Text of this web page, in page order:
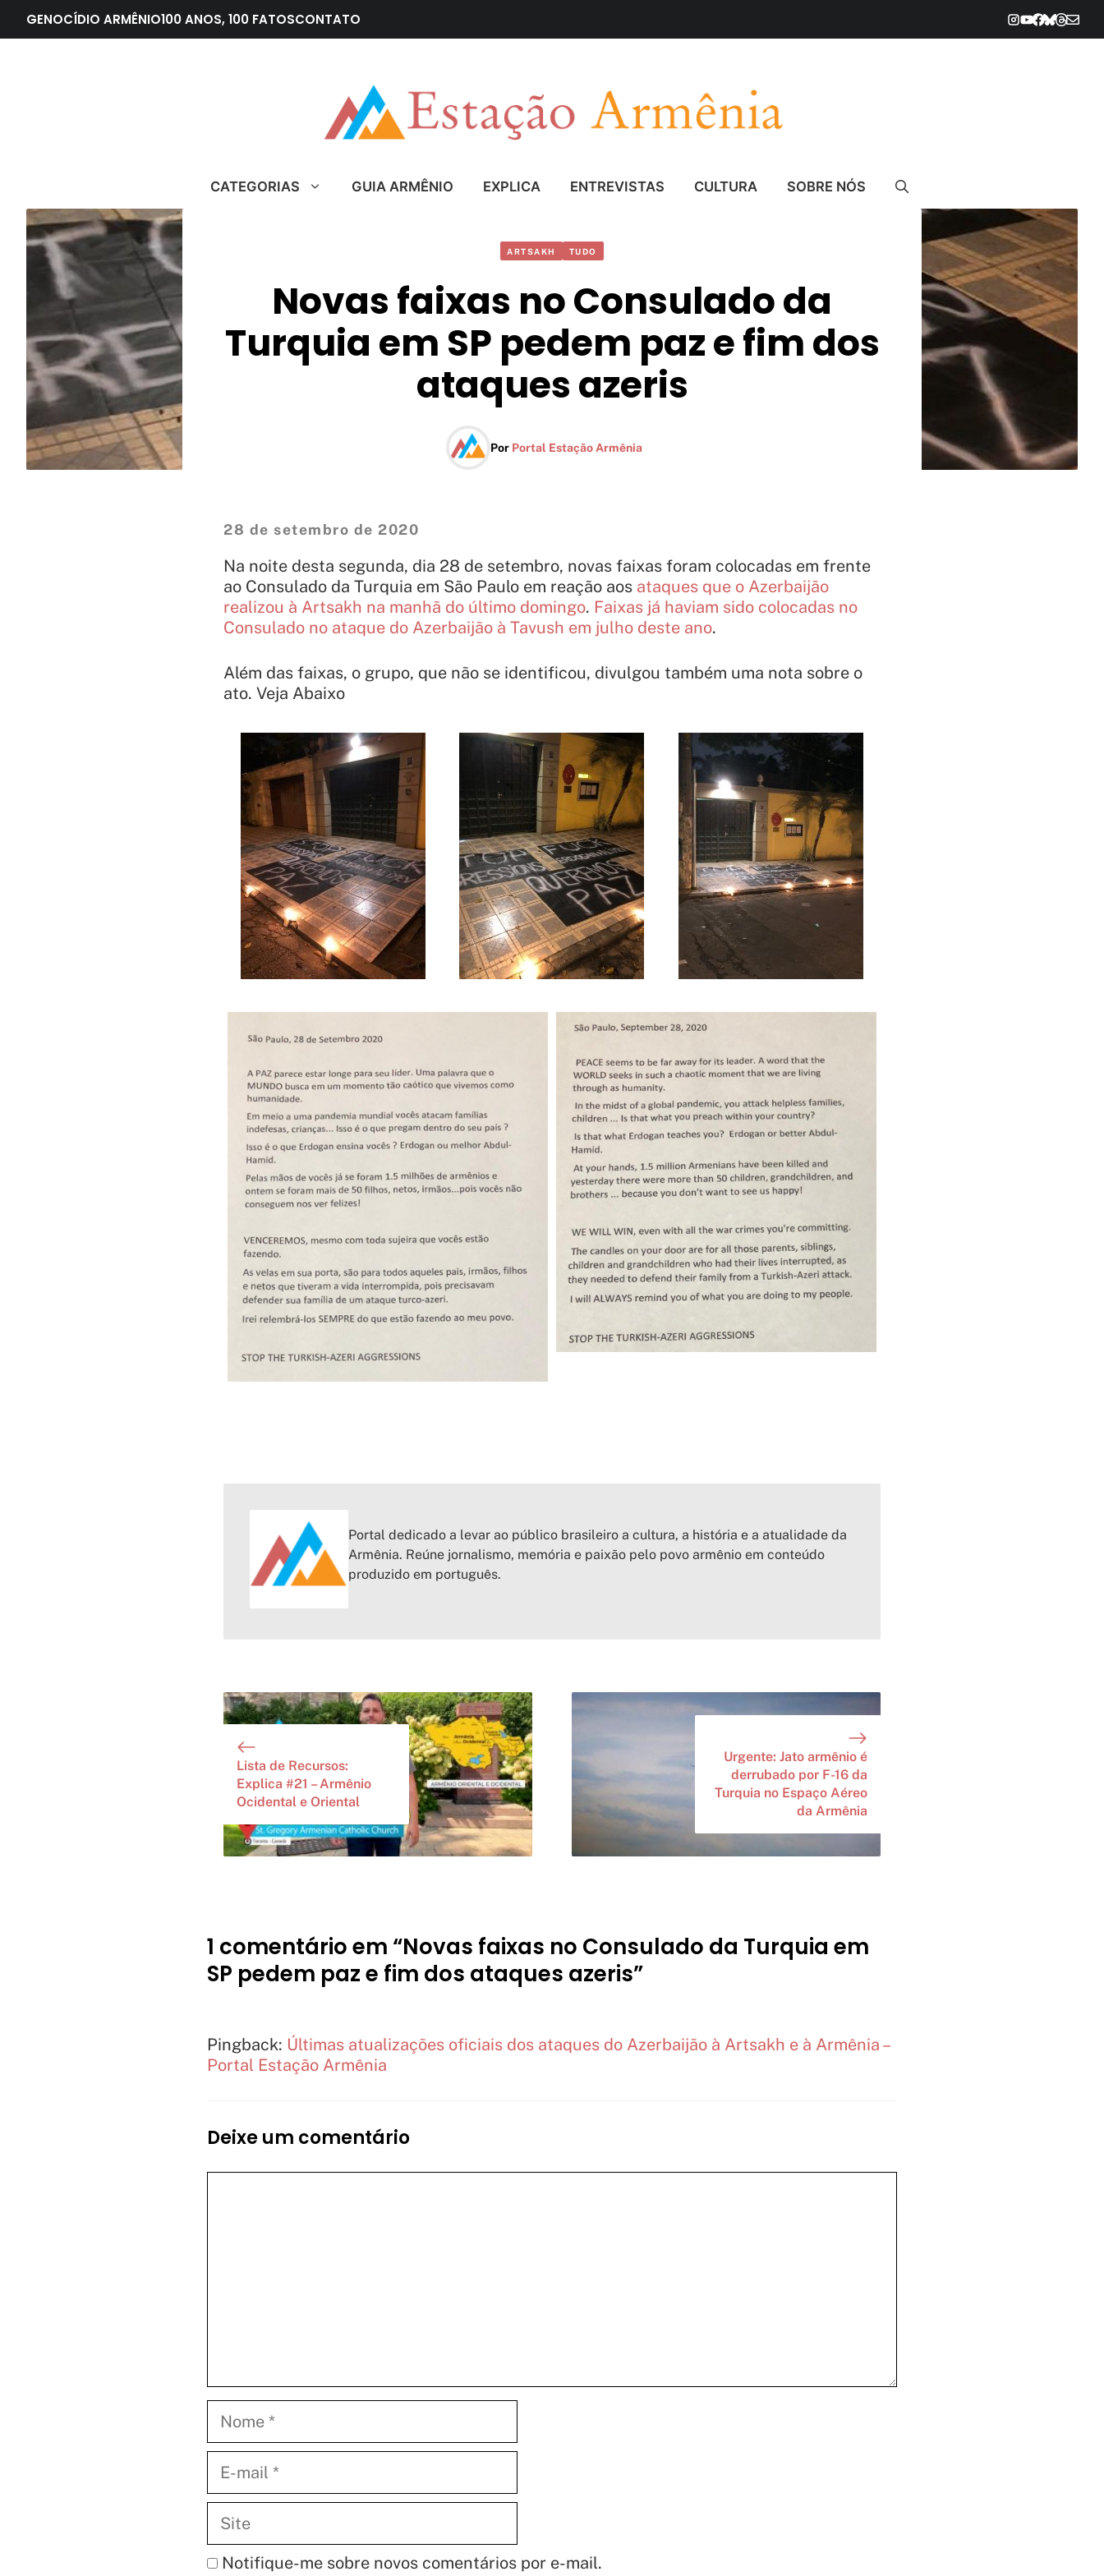
para
GENOCÍDIO ARMÊNIO100 ANOS, 100 FATOSCONTATO
CATEGORIAS GUIA ARMÊNIO EXPLICA ENTREVISTAS CULTURA SOBRE NÓS
ARTSAKH TUDO
Novas faixas no Consulado da
Turquia em SP pedem paz e fim dos
ataques azeris
Por Portal Estação Armênia
28 de setembro de 2020
Na noite desta segunda, dia 28 de setembro, novas faixas foram colocadas em frente
ao Consulado da Turquia em São Paulo em reação aos ataques que o Azerbaijão
realizou à Artsakh na manhã do último domingo. Faixas já haviam sido colocadas no
Consulado no ataque do Azerbaijão à Tavush em julho deste ano.
Além das faixas, o grupo, que não se identificou, divulgou também uma nota sobre o
ato. Veja Abaixo
Portal dedicado a levar ao público brasileiro a cultura, a história e a atualidade da
Armênia. Reúne jornalismo, memória e paixão pelo povo armênio em conteúdo
produzido em português.
Lista de Recursos:
Explica #21 – Armênio
Ocidental e Oriental
Urgente: Jato armênio é
derrubado por F-16 da
Turquia no Espaço Aéreo
da Armênia
1 comentário em “Novas faixas no Consulado da Turquia em
SP pedem paz e fim dos ataques azeris”
Pingback: Últimas atualizações oficiais dos ataques do Azerbaijão à Artsakh e à Armênia –
Portal Estação Armênia
Deixe um comentário
mail
Notifique-me sobre novos comentários por e-mail.